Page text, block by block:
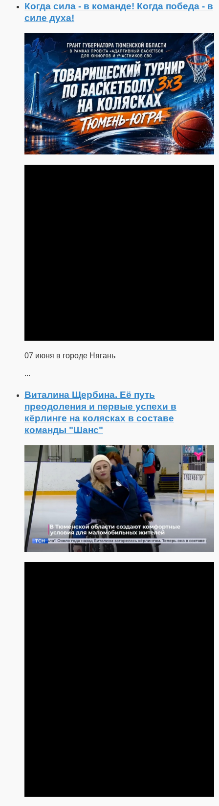
Когда сила - в команде! Когда победа - в
силе духа!
07 июня в городе Нягань
...
Виталина Щербина. Её путь
преодоления и первые успехи в
кёрлинге на колясках в составе
команды "Шанс"